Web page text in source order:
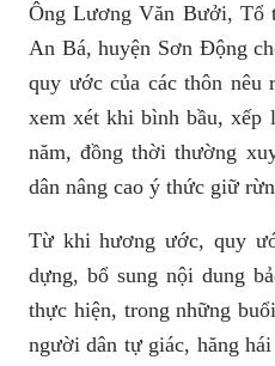
Ông Lương Văn Bưởi, Tổ
An Bá, huyện Sơn Động
quy ước của các thôn nêu
xem xét khi bình bầu, xếp
năm, đồng thời thường
dân nâng cao ý thức giữ
Từ khi hương ước, quy
dựng, bổ sung nội dung
thực hiện, trong những
người dân tự giác, hăng